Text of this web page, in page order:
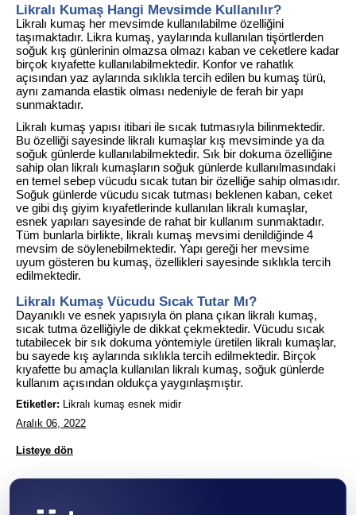
Likralı Kumaş Hangi Mevsimde Kullanılır?
Likralı kumaş her mevsimde kullanılabilme özelliğini
taşımaktadır. Likra kumaş, yaylarında kullanılan tişörtlerden
soğuk kış günlerinin olmazsa olmazı kaban ve ceketlere kadar
birçok kıyafette kullanılabilmektedir. Konfor ve rahatlık
açısından yaz aylarında sıklıkla tercih edilen bu kumaş türü,
aynı zamanda elastik olması nedeniyle de ferah bir yapı
sunmaktadır.
Likralı kumaş yapısı itibari ile sıcak tutmasıyla bilinmektedir.
Bu özelliği sayesinde likralı kumaşlar kış mevsiminde ya da
soğuk günlerde kullanılabilmektedir. Sık bir dokuma özelliğine
sahip olan likralı kumaşların soğuk günlerde kullanılmasındaki
en temel sebep vücudu sıcak tutan bir özelliğe sahip olmasıdır.
Soğuk günlerde vücudu sıcak tutması beklenen kaban, ceket
ve gibi dış giyim kıyafetlerinde kullanılan likralı kumaşlar,
esnek yapıları sayesinde de rahat bir kullanım sunmaktadır.
Tüm bunlarla birlikte, likralı kumaş mevsimi denildiğinde 4
mevsim de söylenebilmektedir. Yapı gereği her mevsime
uyum gösteren bu kumaş, özellikleri sayesinde sıklıkla tercih
edilmektedir.
Likralı Kumaş Vücudu Sıcak Tutar Mı?
Dayanıklı ve esnek yapısıyla ön plana çıkan likralı kumaş,
sıcak tutma özelliğiyle de dikkat çekmektedir. Vücudu sıcak
tutabilecek bir sık dokuma yöntemiyle üretilen likralı kumaşlar,
bu sayede kış aylarında sıklıkla tercih edilmektedir. Birçok
kıyafette bu amaçla kullanılan likralı kumaş, soğuk günlerde
kullanım açısından oldukça yaygınlaşmıştır.
Etiketler: Likralı kumaş esnek midir
Aralık 06, 2022
Listeye dön